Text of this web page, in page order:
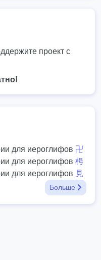
проект с
для иероглифов 卍
для иероглифов 枵
для иероглифов 見
Больше